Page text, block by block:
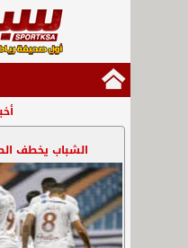
الشباب يخطف